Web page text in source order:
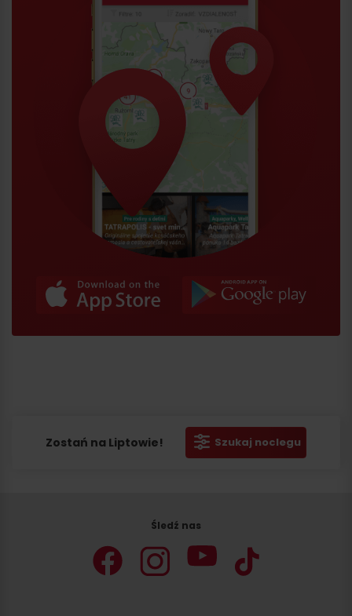
Zostań na Liptowie! Szukaj noclegu
Śledź nas